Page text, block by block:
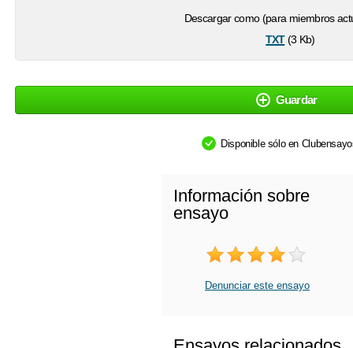
Descargar como (para miembros
txt(3 Kb)
Guardar
Disponible sólo en
Información sobre
ensayo
Denunciar este ensayo